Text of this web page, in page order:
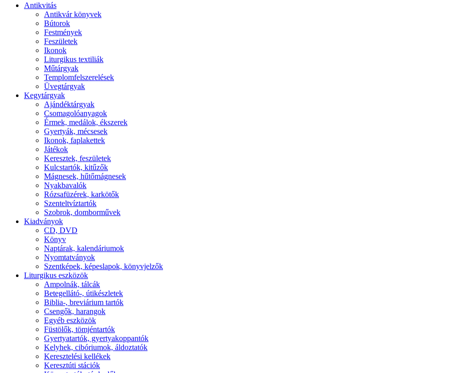
Antikvitás
Antikvár könyvek
Bútorok
Festmények
Feszületek
Ikonok
Liturgikus textiliák
Műtárgyak
Templomfelszerelések
Üvegtárgyak
Kegytárgyak
Ajándéktárgyak
Csomagolóanyagok
Érmek, medálok, ékszerek
Gyertyák, mécsesek
Ikonok, faplakettek
Játékok
Keresztek, feszületek
Kulcstartók, kitűzők
Mágnesek, hűtőmágnesek
Nyakbavalók
Rózsafüzérek, karkötők
Szenteltvíztartók
Szobrok, domborművek
Kiadványok
CD, DVD
Könyv
Naptárak, kalendáriumok
Nyomtatványok
Szentképek, képeslapok, könyvjelzők
Liturgikus eszközök
Ampolnák, tálcák
Betegellátó-, útikészletek
Biblia-, breviárium tartók
Csengők, harangok
Egyéb eszközök
Füstölők, tömjéntartók
Gyertyatartók, gyertyakoppantók
Kelyhek, cibóriumok, áldoztatók
Keresztelési kellékek
Keresztúti stációk